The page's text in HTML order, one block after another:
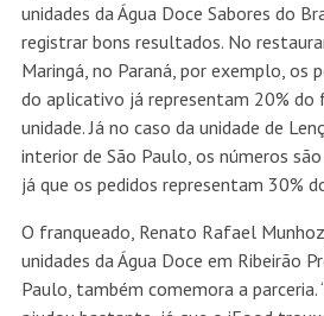
unidades da Água Doce Sabores do
registrar bons resultados. No
Maringá, no Paraná, por exemplo, os
do aplicativo já representam 20%
unidade. Já no caso da unidade de
interior de São Paulo, os números
já que os pedidos representam 30%
O franqueado, Renato Rafael
unidades da Água Doce em Ribeirão
Paulo, também comemora a parceria.